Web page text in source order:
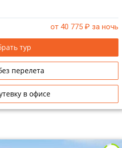
от 40 775 ₽ за ночь
тур
перелета
в офисе